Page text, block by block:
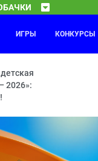
ИГРЫ КОНКУРСЫ
2026»: